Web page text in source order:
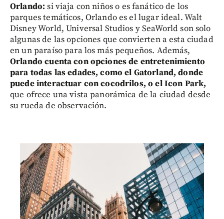
Orlando: si viaja con niños o es fanático de los
parques temáticos, Orlando es el lugar ideal. Walt
Disney World, Universal Studios y SeaWorld son solo
algunas de las opciones que convierten a esta ciudad
en un paraíso para los más pequeños. Además,
Orlando cuenta con opciones de entretenimiento
para todas las edades, como el Gatorland, donde
puede interactuar con cocodrilos, o el Icon Park,
que ofrece una vista panorámica de la ciudad desde
su rueda de observación.